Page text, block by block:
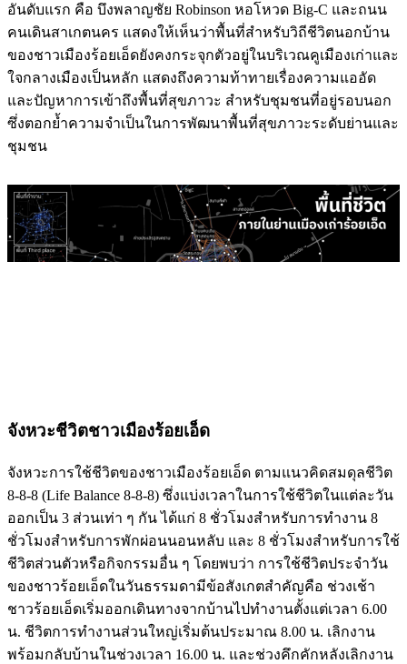
อันดับแรก คือ บึงพลาญชัย Robinson หอโหวด Big-C และถนน
คนเดินสาเกตนคร แสดงให้เห็นว่าพื้นที่สำหรับวิถีชีวิตนอกบ้าน
ของชาวเมืองร้อยเอ็ดยังคงกระจุกตัวอยู่ในบริเวณคูเมืองเก่าและ
ใจกลางเมืองเป็นหลัก แสดงถึงความท้าทายเรื่องความแออัด
และปัญหาการเข้าถึงพื้นที่สุขภาวะ สำหรับชุมชนที่อยู่รอบนอก
ซึ่งตอกย้ำความจำเป็นในการพัฒนาพื้นที่สุขภาวะระดับย่านและ
ชุมชน
จังหวะชีวิตชาวเมืองร้อยเอ็ด
จังหวะการใช้ชีวิตของชาวเมืองร้อยเอ็ด ตามแนวคิดสมดุลชีวิต
8-8-8 (Life Balance 8-8-8) ซึ่งแบ่งเวลาในการใช้ชีวิตในแต่ละวัน
ออกเป็น 3 ส่วนเท่า ๆ กัน ได้แก่ 8 ชั่วโมงสำหรับการทำงาน 8
ชั่วโมงสำหรับการพักผ่อนนอนหลับ และ 8 ชั่วโมงสำหรับการใช้
ชีวิตส่วนตัวหรือกิจกรรมอื่น ๆ โดยพบว่า การใช้ชีวิตประจำวัน
ของชาวร้อยเอ็ดในวันธรรมดามีข้อสังเกตสำคัญคือ ช่วงเช้า
ชาวร้อยเอ็ดเริ่มออกเดินทางจากบ้านไปทำงานตั้งแต่เวลา 6.00
น. ชีวิตการทำงานส่วนใหญ่เริ่มต้นประมาณ 8.00 น. เลิกงาน
พร้อมกลับบ้านในช่วงเวลา 16.00 น. และช่วงคึกคักหลังเลิกงาน